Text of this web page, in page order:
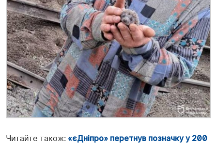
Читайте також: «єДніпро» перетнув позначку у 200